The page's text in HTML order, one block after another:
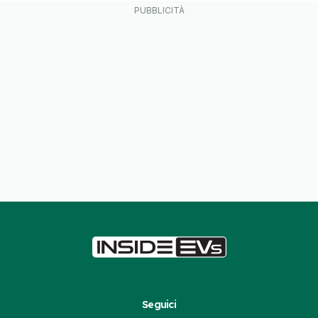
Seguici